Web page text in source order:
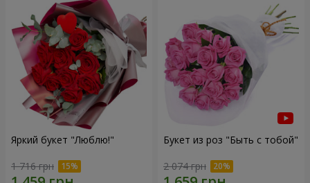
Яркий букет "Люблю!"
1 716 грн
Букет из роз "Быть с тобой"
2 074 грн